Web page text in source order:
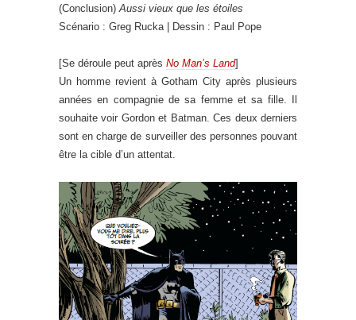
(Conclusion)Aussi vieux que les étoiles
Scénario : Greg Rucka | Dessin : Paul Pope
[Se déroule peut après No Man’s Land]
Un homme revient à Gotham City après plusieurs
années en compagnie de sa femme et sa fille. Il
souhaite voir Gordon et Batman. Ces deux derniers
sont en charge de surveiller des personnes pouvant
être la cible d’un attentat.